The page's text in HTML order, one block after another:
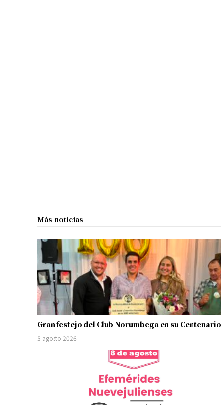
Más noticias
Gran festejo del Club Norumbega en su Centenario
5 agosto 2026